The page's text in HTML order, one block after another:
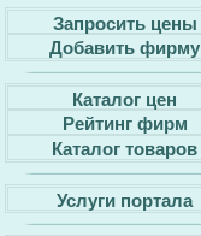
Запросить цены
Добавить фирму
Каталог цен
Рейтинг фирм
Каталог товаров
Услуги портала